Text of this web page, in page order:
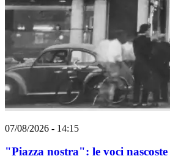
07/08/2026 - 14:15
"Piazza nostra": le voci